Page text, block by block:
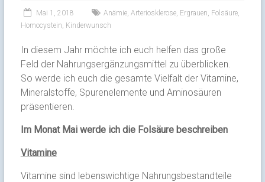
Mai 1, 2018 Anämie, Arteriosklerose, Ergrauen Folsäure,
Homocystein Kinderwunsch
In diesem Jahr möchte ich euch helfen das große
Feld der Nahrungsergänzungsmittel zu überblicken.
So werde ich euch die gesamte Vielfalt der Vitamine,
Mineralstoffe, Spurenelemente und Aminosäuren
präsentieren.
Im Monat Mai werde ich die Folsäure beschreiben
Vitamine
Vitamine sind lebenswichtige Nahrungsbestandteile